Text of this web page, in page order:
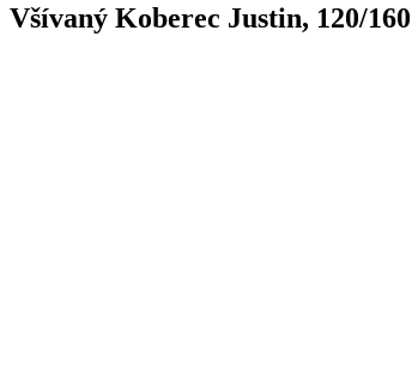
Všívaný Koberec Justin, 120/